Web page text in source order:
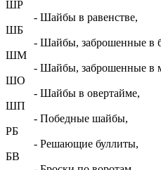
ШР
- Шайбы в равенстве,
ШБ
- Шайбы, заброшенные в
ШМ
- Шайбы, заброшенные в
ШО
- Шайбы в овертайме,
ШП
- Победные шайбы,
РБ
- Решающие буллиты,
БВ